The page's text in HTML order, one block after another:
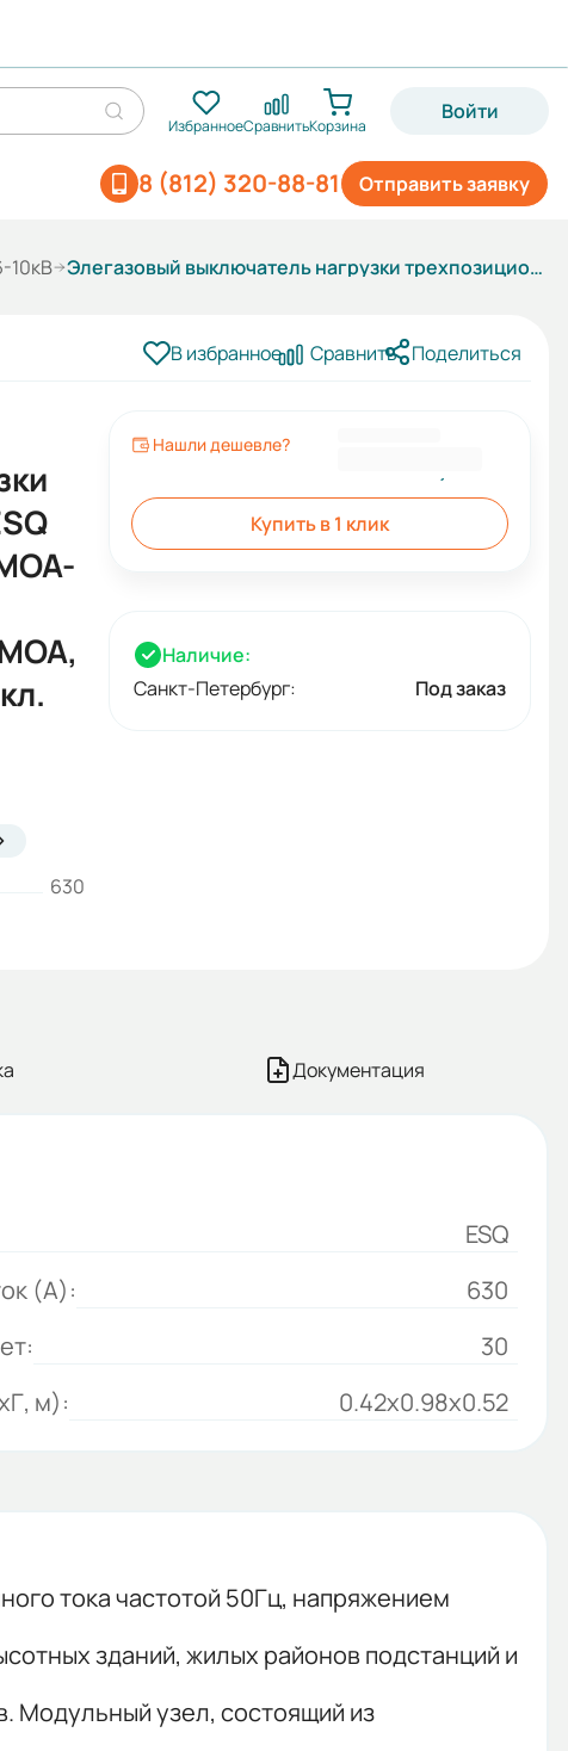
ИзбранноеСравнитьКорзина
Войти
Отправить заявку
8 (812) 320-88-81
10кВ Элегазовый выключатель нагрузки трехпозиционный ESQ FLN36-12D/630-20-MOA-KFP FP3-GMP (12кВ, 630А,20кА,руч.упр.MOA, кажух с лиц. пан. выкл. нагр. KFP FP3, датч. элегаза GMP)
В избранное Сравнить Поделиться
630
Нашли дешевле?
Купить в 1 клик
Наличие:
Санкт-Петербург:
Под заказ
Документация
ESQ
(А):
630
30
м): 0.42x0.98x0.52
тока частотой 50Гц, напряжением
зданий, жилых районов подстанций и
Модульный узел, состоящий из